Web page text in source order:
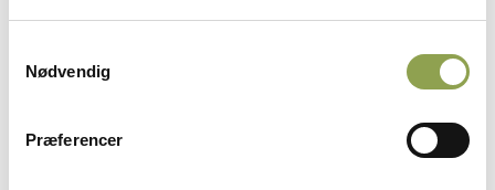
Nødvendig
Præferencer
“vildtobservationer”.
Din viden som jæger er vigtig. Sammen kan vi
bidrage med data, som kan være med til at